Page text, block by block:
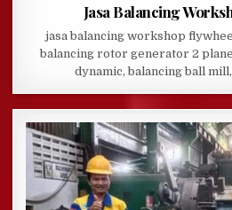
Jasa Balancing
jasa balancing workshop
balancing rotor generator 2
dynamic, balancing ball